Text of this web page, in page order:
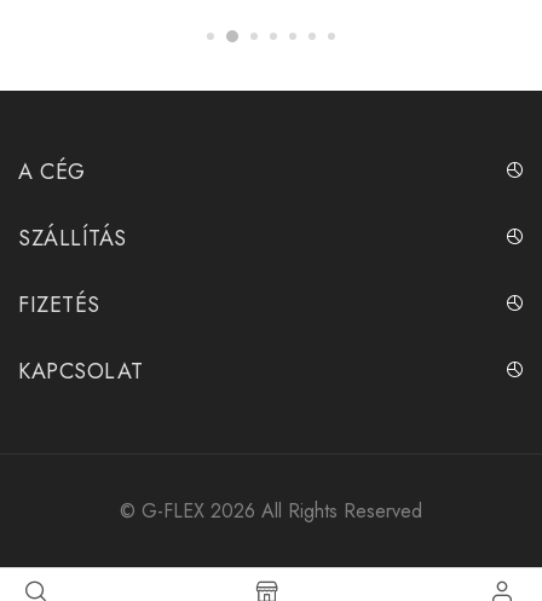
A CÉG
SZÁLLÍTÁS
FIZETÉS
KAPCSOLAT
© G-FLEX 2026 All Rights Reserved